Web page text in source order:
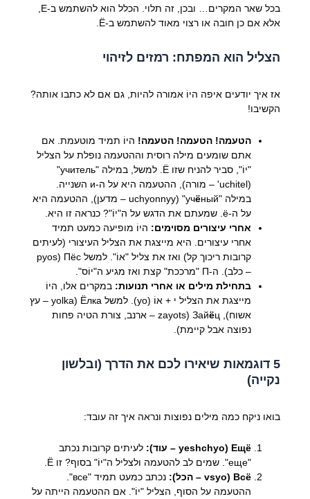
אלא אם כן חובה או רצוי מאוד להשתמש ב-Ё.
הצליל הוא המפתח: רמזים לזיהוי
אז איך יודעים איפה היוֹ אמורה להיות, גם אם לא כתבו אותה?
הקשיבו!
הטעמה! הטעמה! הטעמה! היוֹ תמיד מוטעמת. אם
אתם שומעים מילה רוסית וההטעמה נופלת על הצליל
"יוֹ", סביר להניח שזו Ё. למשל, במילה "учитель"
(uchitel' – מורה), ההטעמה היא על ה-и השנייה.
במילה "уч
ё
ный" (uchyonnyy – מדען), ההטעמה היא
על ה-ё. שמעתם את הדגש על ה"יוֹ"? כנראה זו היא.
אחרי עיצורים מסוימים: היוֹ מופיעה כמעט תמיד
אחרי עיצורים. היא מייצגת את הצליל העיצורי (לעיתים
קרובות ריכוך קל) ואז את צליל "אוֹ". למשל Пёс (pyos
– כלב). ה-П "מרככת" קצת ואז מגיע ה"יוֹס".
בתחילת מילים או אחרי תנועות: במקרים אלו, היוֹ
מייצגת את הצליל י + אוֹ (yo). למשל Ёлка (yolka – עץ
אשוח), Зай
ё
ц (zayots – ארנב, צורת הטיה פחות
נפוצה אבל קיימת).
5 דוגמאות שיאירו לכם את הדרך (ובלשון
נקייה)
בואו ניקח כמה מילים נפוצות ונראה איך זה עובד:
Ещё (yeshchyo – עוד):
לעיתים קרובות נכתב
"еще". שמים לב להטעמה ולצליל ה"יוֹ" בסוף? זו Ё.
Всё (vsyo – הכל):
נכתב כמעט תמיד "все".
ההטעמה על הסוף, הצליל "יוֹ". אם ההטעמה הייתה על